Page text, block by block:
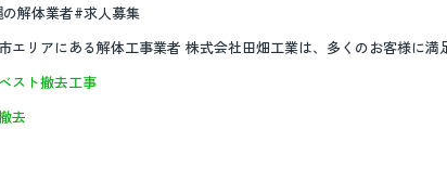
解体業者#求人募集
エリアにある解体工事業者 株式会社田畑工業は、多くのお客様に
スト撤去工事
去